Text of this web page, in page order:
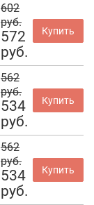
602
руб.
572
руб.
Купить
562
руб.
534
руб.
Купить
562
руб.
534
руб.
Купить